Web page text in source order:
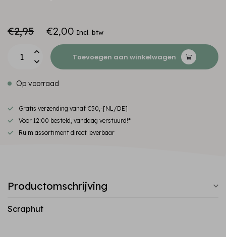
€2,95 €2,00 Incl. btw
Toevoegen aan winkelwagen
Op voorraad
Gratis verzending vanaf €50,-[NL/DE]
Voor 12:00 besteld, vandaag verstuurd!*
Ruim assortiment direct leverbaar
Productomschrijving
Scraphut